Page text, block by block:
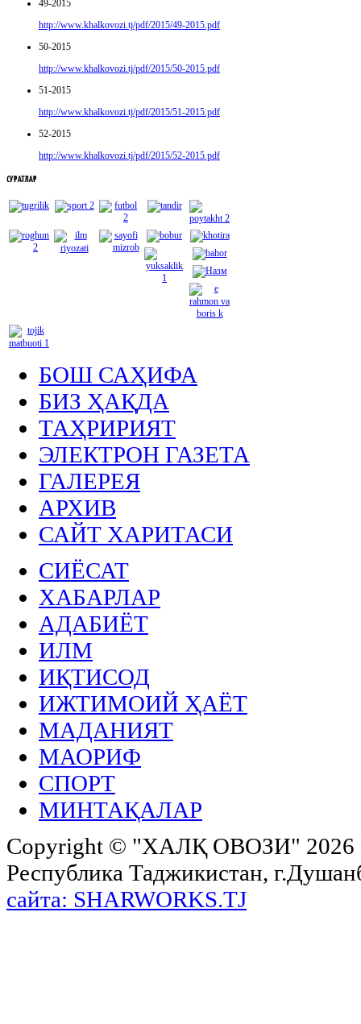
49-2015
http://www.khalkovozi.tj/pdf/2015/49-2015.pdf
50-2015
http://www.khalkovozi.tj/pdf/2015/50-2015.pdf
51-2015
http://www.khalkovozi.tj/pdf/2015/51-2015.pdf
52-2015
http://www.khalkovozi.tj/pdf/2015/52-2015.pdf
СУРАТЛАР
БОШ САҲИФА
БИЗ ҲАҚДА
ТАҲРИРИЯТ
ЭЛЕКТРОН ГАЗЕТА
ГАЛЕРЕЯ
АРХИВ
САЙТ ХАРИТАСИ
СИЁСАТ
ХАБАРЛАР
АДАБИЁТ
ИЛМ
ИҚТИСОД
ИЖТИМОИЙ ҲАЁТ
МАДАНИЯТ
МАОРИФ
СПОРТ
МИНТАҚАЛАР
Copyright © "ХАЛҚ ОВОЗИ"
Республика Таджикистан,
сайта: SHARWORKS.TJ